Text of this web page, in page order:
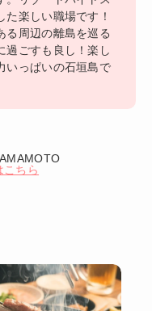
た楽しい職場です！
る周辺の離島を巡る
過ごすも良し！楽し
いっぱいの石垣島で
こちら